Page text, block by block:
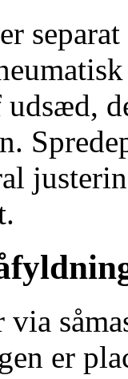
er